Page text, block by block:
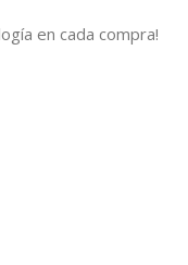
en cada compra!